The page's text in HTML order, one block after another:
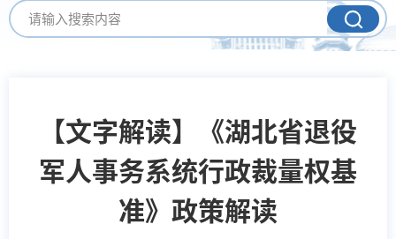
【文字解读】《湖北省退役
军人事务系统行政裁量权基
准》政策解读